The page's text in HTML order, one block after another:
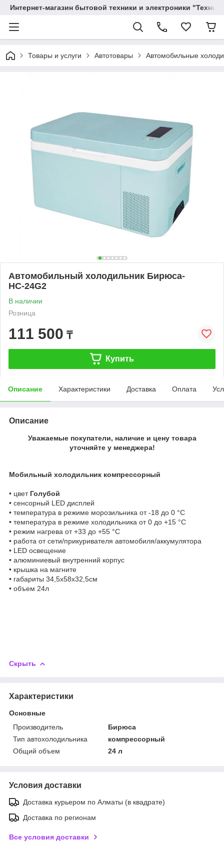
Интернет-магазин бытовой техники и электроники
Товары и услуги Автотовары Автомобильные
Автомобильный холодильник Бирюса-
НС-24G2
В наличии
Розница
111 500 ₸
Купить
Описание Характеристики Доставка Оплата
Описание
Уважаемые покупатели, наличие и цену товара
уточняйте у менеджера!
Мобильный холодильник компрессорный
• цвет Голубой
• сенсорный LED дисплей
• температура в режиме морозильника от -18 до 0 °C
• температура в режиме холодильника от 0 до +15 °C
• режим нагрева от +33 до +55 °C
• работа от сети/прикуривателя автомобиля/аккумулятора
• LED освещение
• алюминиевый внутренний корпус
• крышка на магните
• габариты 34,5х58х32,5см
• объем 24л
Скрыть
Характеристики
Основные
Производитель
Бирюса
Тип автохолодильника
компрессорный
Общий объем
24 л
Условия доставки
Доставка курьером по Алматы (в квадрате)
Доставка по регионам
Все условия доставки